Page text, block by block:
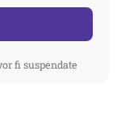
fi suspendate